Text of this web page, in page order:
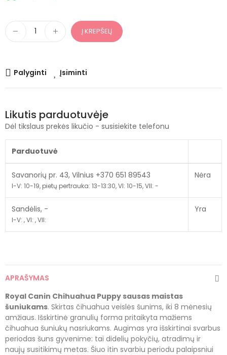
Į KREPŠELĮ
Palyginti Įsiminti
Likutis parduotuvėje
Dėl tikslaus prekės likučio - susisiekite telefonu
Parduotuvė
Savanorių pr. 43, Vilnius +370 651 89543
I-V: 10-19, pietų pertrauka: 13-13:30, VI: 10-15, VII: -
Nėra
Sandėlis, -
I-V: , VI: , VII:
Yra
APRAŠYMAS
Royal Canin Chihuahua Puppy sausas maistas
šuniukams. Skirtas čihuahua veislės šunims, iki 8 mėnesių
amžiaus. Išskirtinė granulių forma pritaikyta mažiems
čihuahua šuniukų nasriukams. Augimas yra išskirtinai svarbus
periodas šuns gyvenime: tai didelių pokyčių, atradimų ir
naujų susitikimų metas. Šiuo itin svarbiu periodu palaipsniui